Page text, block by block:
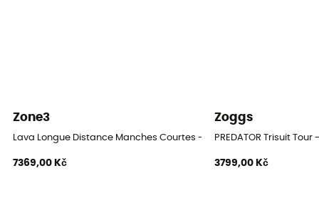
Zone3
Lava Longue Distance Manches Courtes - Pánská Triatlonová
7369,00 Kč
Zoggs
PREDATOR Trisuit
3799,00 Kč